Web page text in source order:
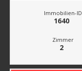
Immobilien-ID
1640
Zimmer
2